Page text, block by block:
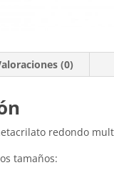
(0)
redondo
tamaños: